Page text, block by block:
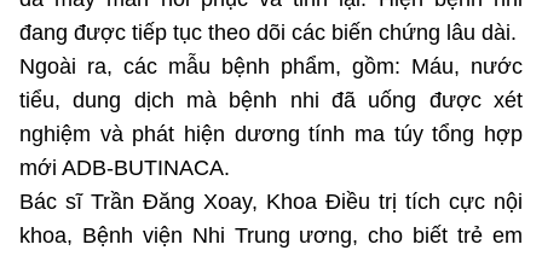
website này)
đang được tiếp tục theo dõi các biến chứng lâu dài.
Ngoài ra, các mẫu bệnh phẩm, gồm: Máu, nước
tiểu, dung dịch mà bệnh nhi đã uống được xét
nghiệm và phát hiện dương tính ma túy tổng hợp
mới ADB-BUTINACA.
Bác sĩ Trần Đăng Xoay, Khoa Điều trị tích cực nội
khoa, Bệnh viện Nhi Trung ương, cho biết trẻ em